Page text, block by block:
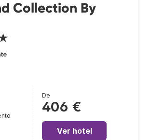
Collection By
De
406 €
Ver hotel